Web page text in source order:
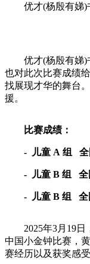
优才(杨殷有娣)
优才(杨殷有娣)书
也对此次比赛成绩
找展现才华的舞台
援。
比赛成绩：
- 儿童 A 组
- 儿童 B 组 全
- 儿童 B 组 全
2025年3月19日，
中国小金钟比赛，
赛经历以及获奖感